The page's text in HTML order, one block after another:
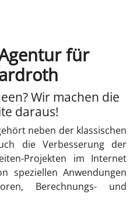
für
Wir machen die
daraus!
neben der klassischen
die Verbesserung der
Projekten im Internet
speziellen Anwendungen
Berechnungs- und